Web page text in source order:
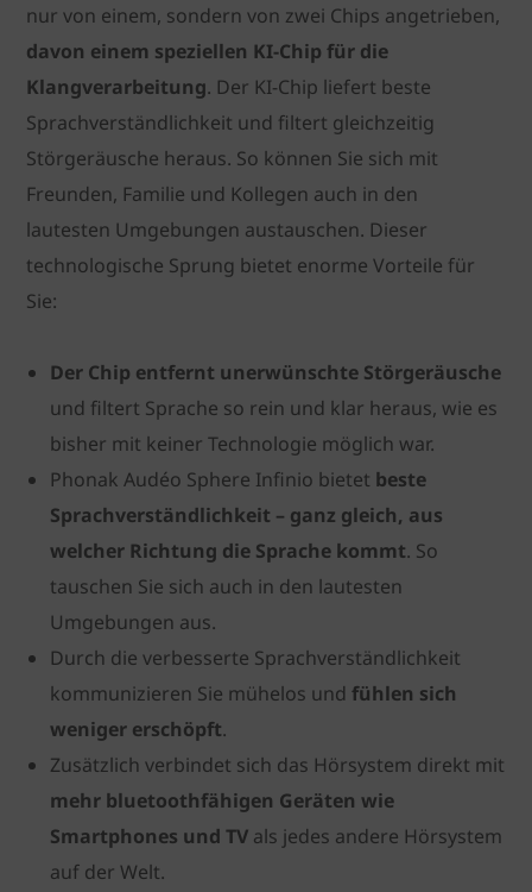
nur von einem, sondern von zwei Chips angetrieben,
davon einem speziellen KI-Chip für die
Klangverarbeitung. Der KI-Chip liefert beste
Sprachverständlichkeit und filtert gleichzeitig
Störgeräusche heraus. So können Sie sich mit
Freunden, Familie und Kollegen auch in den
lautesten Umgebungen austauschen. Dieser
technologische Sprung bietet enorme Vorteile für
Sie:
Der Chip entfernt unerwünschte Störgeräusche
und filtert Sprache so rein und klar heraus, wie es
bisher mit keiner Technologie möglich war.
Phonak Audéo Sphere Infinio bietet beste
Sprachverständlichkeit – ganz gleich, aus
welcher Richtung die Sprache kommt. So
tauschen Sie sich auch in den lautesten
Umgebungen aus.
Durch die verbesserte Sprachverständlichkeit
kommunizieren Sie mühelos undfühlen sich
weniger erschöpft.
Zusätzlich verbindet sich das Hörsystem direkt mit
mehr bluetoothfähigen Geräten wie
Smartphones und TV als jedes andere Hörsystem
auf der Welt.